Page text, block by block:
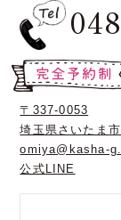
〒337-0053
埼玉県さいたま
omiya@kasha-
公式LINE